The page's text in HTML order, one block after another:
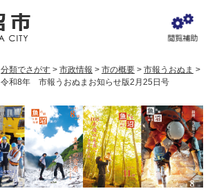
分類でさがす > 市政情報 > 市の概要 > 市報うおぬま >
令和8年 市報うおぬまお知らせ版2月25日号